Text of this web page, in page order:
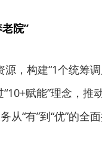
院”
，构建“1个统筹
赋能”理念，推
“有”到“优”的全面